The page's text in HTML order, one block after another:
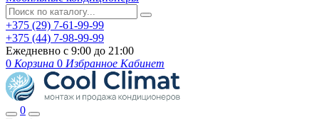
+375 (29) 7-61-99-99
+375 (44) 7-98-99-99
Ежедневно с 9:00 до 21:00
0 Корзина 0 Избранное Кабинет
0